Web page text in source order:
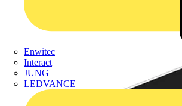
Enwitec
Interact
JUNG
LEDVANCE